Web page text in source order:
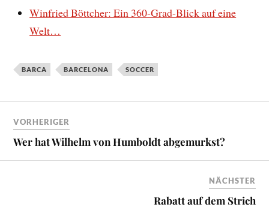
Winfried Böttcher: Ein 360-Grad-Blick auf eine
Welt…
BARCA BARCELONA SOCCER
VORHERIGER
Wer hat Wilhelm von Humboldt abgemurkst?
NÄCHSTER
Rabatt auf dem Strich